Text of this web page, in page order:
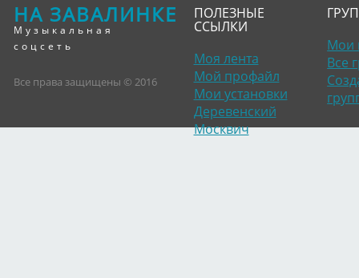
НА ЗАВАЛИНКЕ
Музыкальная
соцсеть
Все права защищены © 2016
ПОЛЕЗНЫЕ
ССЫЛКИ
Моя лента
Мой профайл
Мои установки
Деревенский
Москвич
Мои
Все